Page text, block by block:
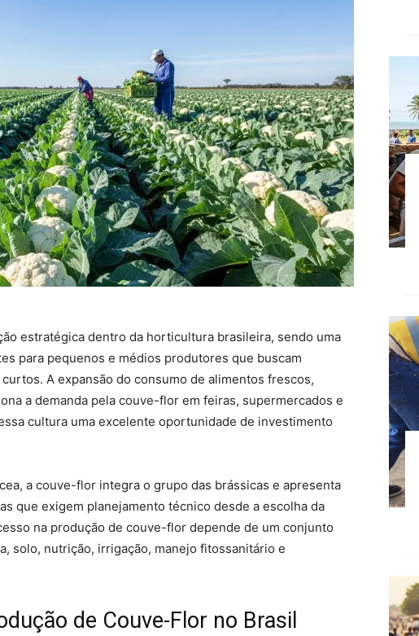
estratégica dentro da horticultura brasileira, sendo uma
para pequenos e médios produtores que buscam
A expansão do consumo de alimentos frescos,
a demanda pela couve-flor em feiras, supermercados e
cultura uma excelente oportunidade de investimento
a couve-flor integra o grupo das brássicas e apresenta
que exigem planejamento técnico desde a escolha da
na produção de couve-flor depende de um conjunto
solo, nutrição, irrigação, manejo fitossanitário e
de Couve-Flor no Brasil